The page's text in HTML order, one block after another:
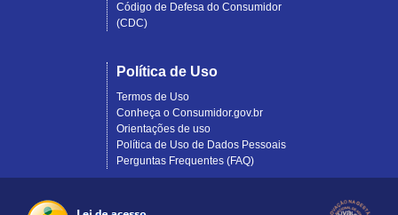
Código de Defesa do Consumidor
(CDC)
Política de Uso
Termos de Uso
Conheça o Consumidor.gov.br
Orientações de uso
Política de Uso de Dados Pessoais
Perguntas Frequentes (FAQ)